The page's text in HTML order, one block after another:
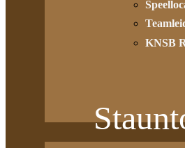
KNSB